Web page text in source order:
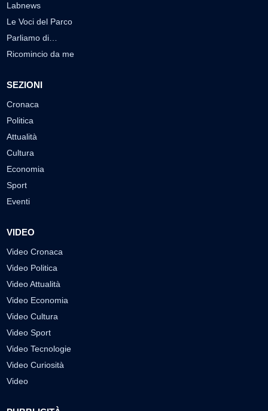
Labnews
Le Voci del Parco
Parliamo di…
Ricomincio da me
SEZIONI
Cronaca
Politica
Attualità
Cultura
Economia
Sport
Eventi
VIDEO
Video Cronaca
Video Politica
Video Attualità
Video Economia
Video Cultura
Video Sport
Video Tecnologie
Video Curiosità
Video